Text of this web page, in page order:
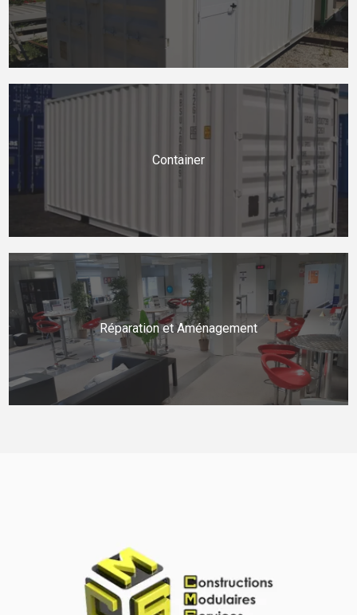
Container
Réparation et Aménagement